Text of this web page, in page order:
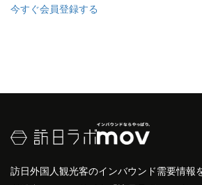
今すぐ会員登録する
訪日外国人観光客のインバウンド需要情報